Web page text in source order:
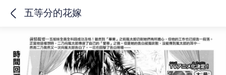
五等分的花嫁